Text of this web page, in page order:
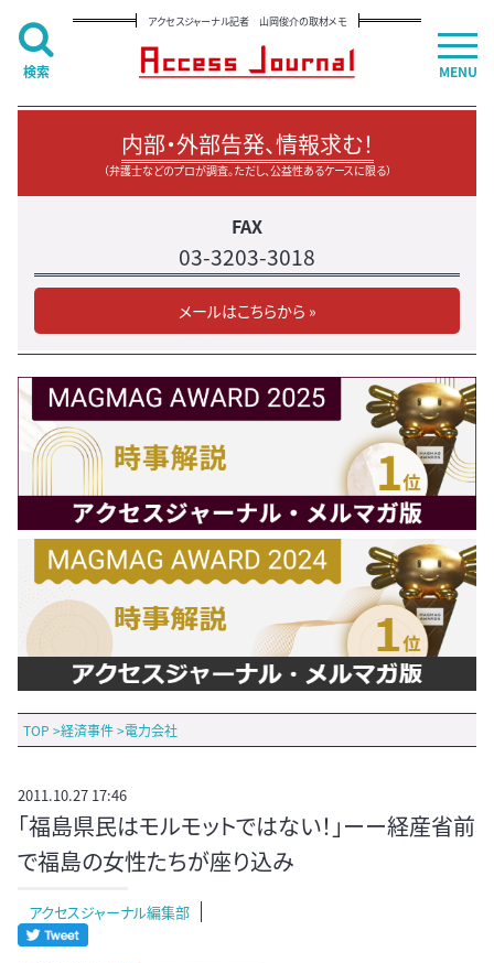
アクセスジャーナル記者 山岡俊介の取材メモ
内部・外部告発、情報求む！
（弁護士などのプロが調査。ただし、公益性あるケースに限る）
FAX
03-3203-3018
メールはこちらから »
TOP >経済事件>電力会社
2011.10.27 17:46
「福島県民はモルモットではない！」ーー経産省前
で福島の女性たちが座り込み
アクセスジャーナル編集部
MENU
検索